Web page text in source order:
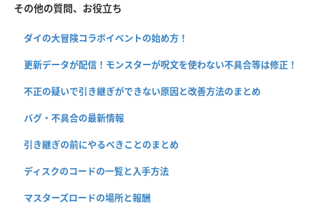
その他の質問、お役立ち
ダイの大冒険コラボイベントの始め方！
更新データが配信！モンスターが呪文を使わない不具合等は修正！
不正の疑いで引き継ぎができない原因と改善方法のまとめ
バグ・不具合の最新情報
引き継ぎの前にやるべきことのまとめ
ディスクのコードの一覧と入手方法
マスターズロードの場所と報酬